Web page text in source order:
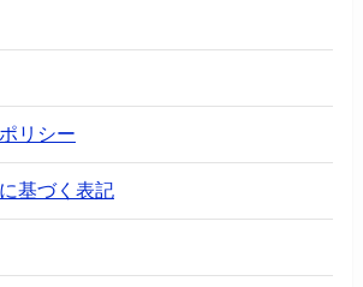
リシー
基づく表記